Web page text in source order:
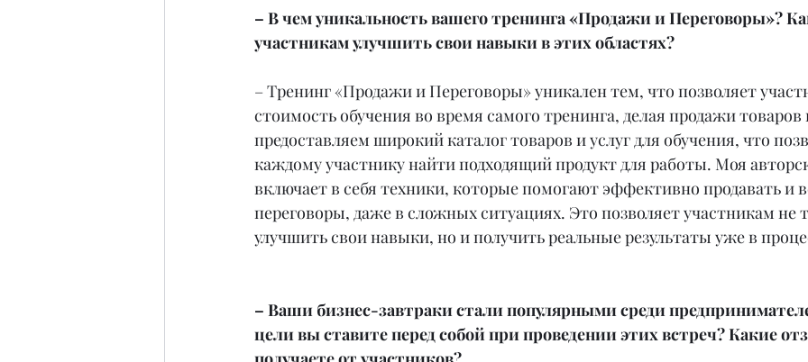
– В чем уникальность вашего тренинга «Продажи и Переговоры»?
участникам улучшить свои навыки в этих областях?
– Тренинг «Продажи и Переговоры» уникален тем, что позволяет
стоимость обучения во время самого тренинга, делая продажи
предоставляем широкий каталог товаров и услуг для обучения, что
каждому участнику найти подходящий продукт для работы. Моя
включает в себя техники, которые помогают эффективно продавать и
переговоры, даже в сложных ситуациях. Это позволяет участникам не
улучшить свои навыки, но и получить реальные результаты уже в
– Ваши бизнес-завтраки стали популярными среди
цели вы ставите перед собой при проведении этих встреч? Какие